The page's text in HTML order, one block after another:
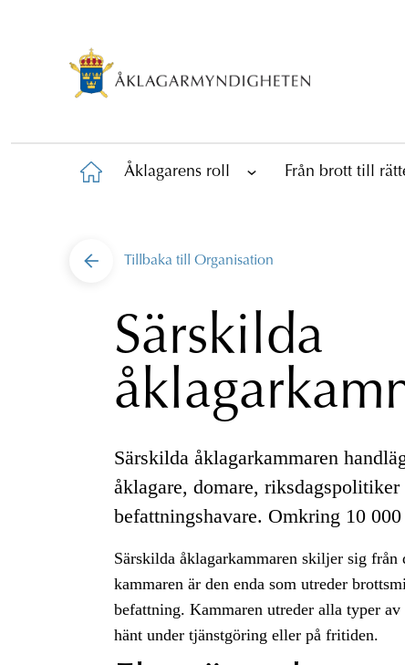
Åklagarens roll Från brott till
Tillbaka till Organisation
Särskilda
Särskilda åklagarkammaren
åklagare, domare,
befattningshavare. Omkring 10
Särskilda åklagarkammaren skiljer sig från
kammaren är den enda som utreder
befattning. Kammaren utreder alla typer
hänt under tjänstgöring eller på fritiden.